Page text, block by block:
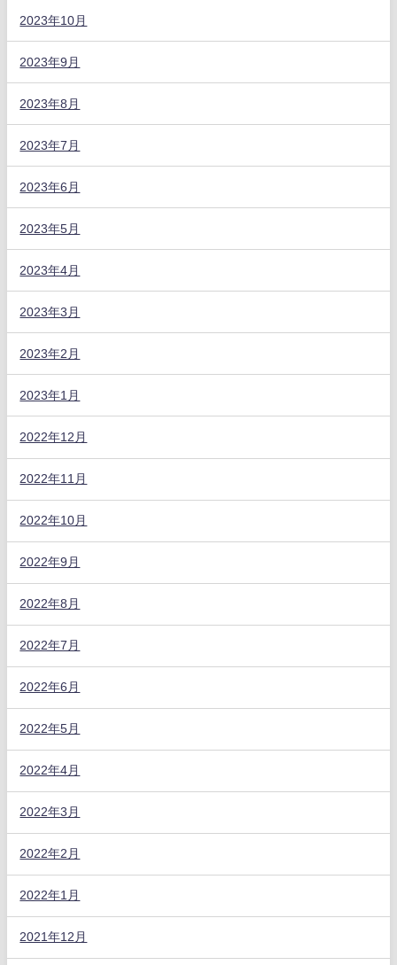
2023年10月
2023年9月
2023年8月
2023年7月
2023年6月
2023年5月
2023年4月
2023年3月
2023年2月
2023年1月
2022年12月
2022年11月
2022年10月
2022年9月
2022年8月
2022年7月
2022年6月
2022年5月
2022年4月
2022年3月
2022年2月
2022年1月
2021年12月